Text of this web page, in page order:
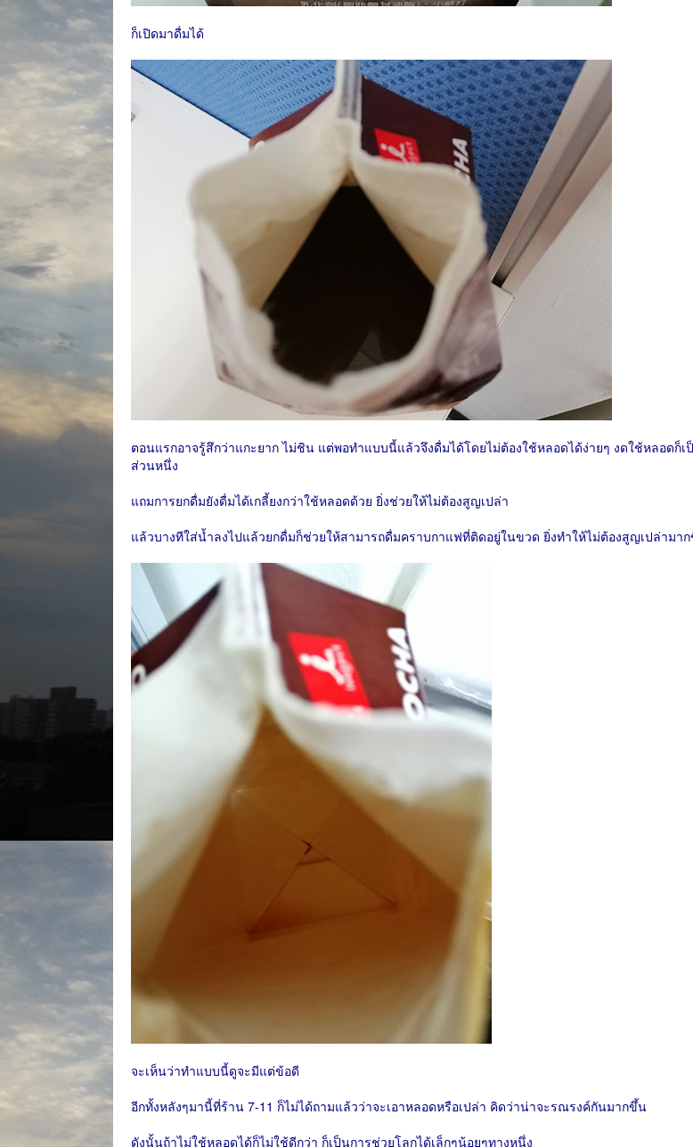
ก็เปิดมาดื่มได้
ตอนแรกอาจรู้สึกว่าแกะยาก ไม่ชิน แต่พอทำแบบนี้แล้วจึงดื่มได้โดยไม่ต้องใช้หลอดได้ง่ายๆ งดใช้หลอดก็เ
ส่วนหนึ่ง
แถมการยกดื่มยังดื่มได้เกลี้ยงกว่าใช้หลอดด้วย ยิ่งช่วยให้ไม่ต้องสูญเปล่า
แล้วบางทีใส่น้ำลงไปแล้วยกดื่มก็ช่วยให้สามารถดื่มคราบกาแฟที่ติดอยู่ในขวด ยิ่งทำให้ไม่ต้องสูญเปล่ามา
จะเห็นว่าทำแบบนี้ดูจะมีแต่ข้อดี
อีกทั้งหลังๆมานี้ที่ร้าน 7-11 ก็ไม่ได้ถามแล้วว่าจะเอาหลอดหรือเปล่า คิดว่าน่าจะรณรงค์กันมากขึ้น
ดังนั้นถ้าไม่ใช้หลอดได้ก็ไม่ใช้ดีกว่า ก็เป็นการช่วยโลกได้เล็กๆน้อยๆทางหนึ่ง